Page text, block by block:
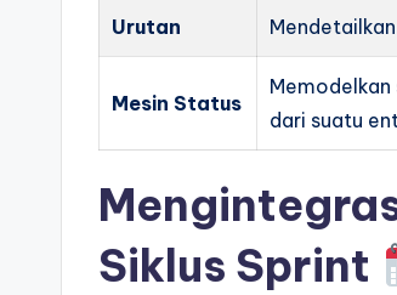
Urutan
Mesin Status
dari suatu
Siklus Sprint